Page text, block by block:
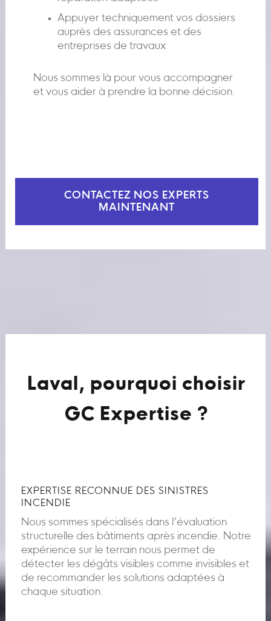
Appuyer techniquement vos dossiers
auprès des assurances et des
entreprises de travaux
Nous sommes là pour vous accompagner
et vous aider à prendre la bonne décision.
CONTACTEZ NOS EXPERTS
MAINTENANT
Laval, pourquoi choisir
GC Expertise ?
EXPERTISE RECONNUE DES SINISTRES
INCENDIE
Nous sommes spécialisés dans l’évaluation
structurelle des bâtiments après incendie. Notre
expérience sur le terrain nous permet de
détecter les dégâts visibles comme invisibles et
de recommander les solutions adaptées à
chaque situation.